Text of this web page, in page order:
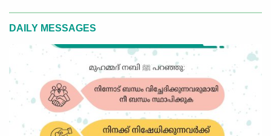
DAILY MESSAGES